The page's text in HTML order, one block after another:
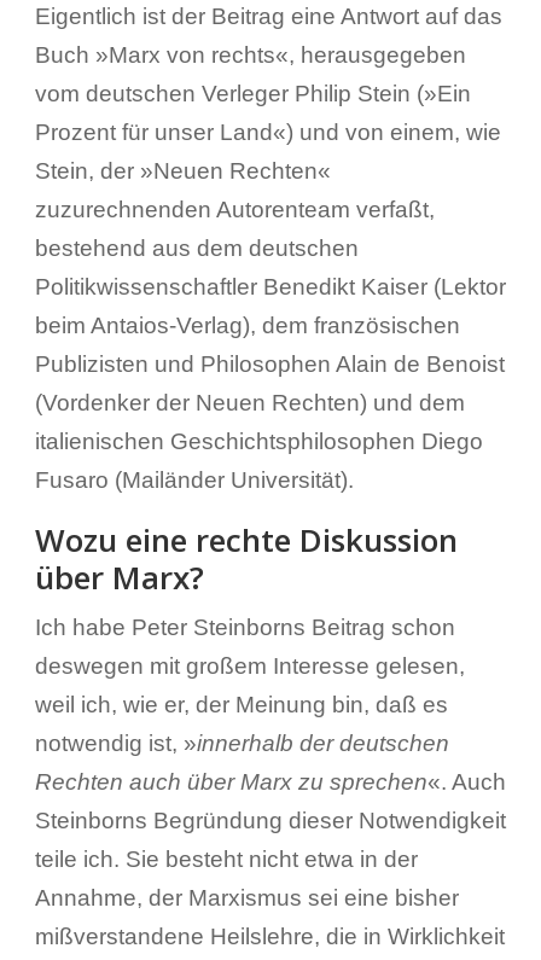
Eigentlich ist der Beitrag eine Antwort auf das
Buch »Marx von rechts«, herausgegeben
vom deutschen Verleger Philip Stein (»Ein
Prozent für unser Land«) und von einem, wie
Stein, der »Neuen Rechten«
zuzurechnenden Autorenteam verfaßt,
bestehend aus dem deutschen
Politikwissenschaftler Benedikt Kaiser (Lektor
beim Antaios-Verlag), dem französischen
Publizisten und Philosophen Alain de Benoist
(Vordenker der Neuen Rechten) und dem
italienischen Geschichtsphilosophen Diego
Fusaro (Mailänder Universität).
Wozu eine rechte Diskussion
über Marx?
Ich habe Peter Steinborns Beitrag schon
deswegen mit großem Interesse gelesen,
weil ich, wie er, der Meinung bin, daß es
notwendig ist, »innerhalb der deutschen
Rechten auch über Marx zu sprechen«. Auch
Steinborns Begründung dieser Notwendigkeit
teile ich. Sie besteht nicht etwa in der
Annahme, der Marxismus sei eine bisher
mißverstandene Heilslehre, die in Wirklichkeit